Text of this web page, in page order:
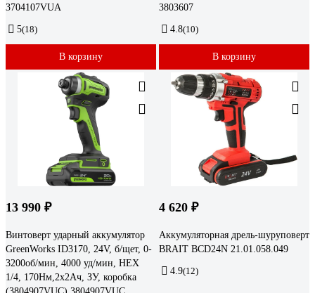
3704107VUA
5(18)
В корзину
3803607
4.8(10)
В корзину
13 990 ₽
Винтоверт ударный аккумулятор
GreenWorks ID3170, 24V, б/щет, 0-
3200об/мин, 4000 уд/мин, HEX
1/4, 170Нм,2х2Ач, ЗУ, коробка
4 620 ₽
Аккумуляторная дрель-шуруповерт
BRAIT BCD24N 21.01.058.049
4.9(12)